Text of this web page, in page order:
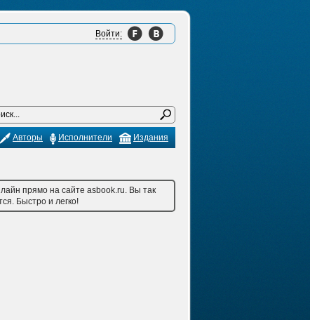
Войти:
Издания
Исполнители
Авторы
прямо на сайте asbook.ru. Вы так
Быстро и легко!